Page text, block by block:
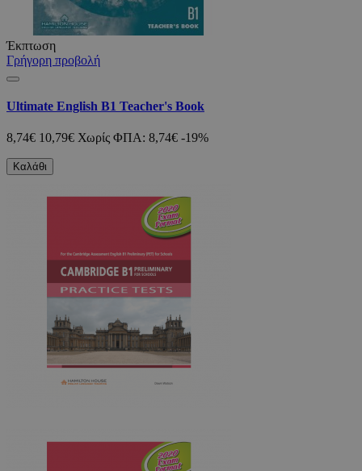
Έκπτωση
Γρήγορη προβολή
Ultimate English B1 Teacher's Book
8,74€ 10,79€ Χωρίς ΦΠΑ: 8,74€ -19%
Καλάθι